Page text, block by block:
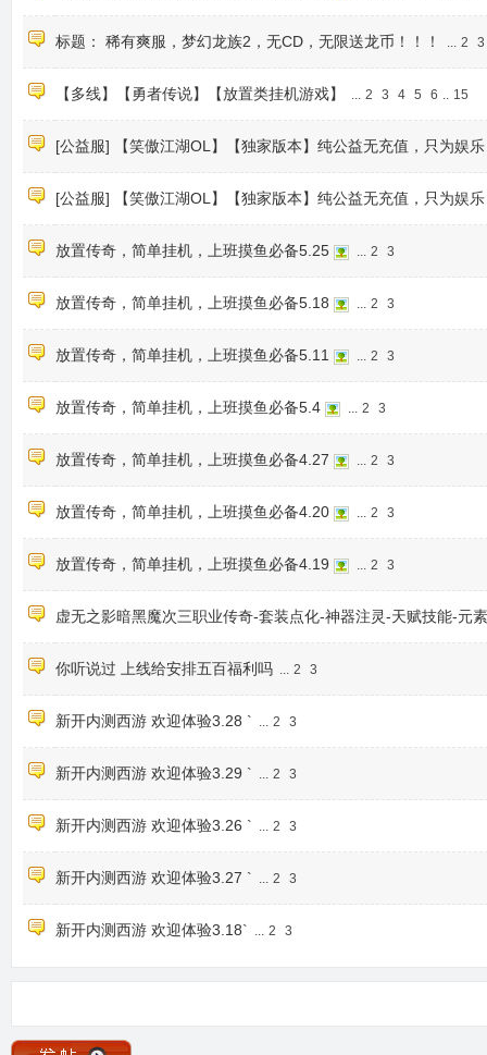
标题： 稀有爽服，梦幻龙族2，无CD，无限送龙币！！！ ... 2 3
【多线】【勇者传说】【放置类挂机游戏】 ... 2 3 4 5 6 .. 15
[公益服] 【笑傲江湖OL】【独家版本】纯公益无充值，只为娱
[公益服] 【笑傲江湖OL】【独家版本】纯公益无充值，只为娱
放置传奇，简单挂机，上班摸鱼必备5.25 ... 2 3
放置传奇，简单挂机，上班摸鱼必备5.18 ... 2 3
放置传奇，简单挂机，上班摸鱼必备5.11 ... 2 3
放置传奇，简单挂机，上班摸鱼必备5.4 ... 2 3
放置传奇，简单挂机，上班摸鱼必备4.27 ... 2 3
放置传奇，简单挂机，上班摸鱼必备4.20 ... 2 3
放置传奇，简单挂机，上班摸鱼必备4.19 ... 2 3
虚无之影暗黑魔次三职业传奇-套装点化-神器注灵-天赋技能-元
你听说过 上线给安排五百福利吗 ... 2 3
新开内测西游 欢迎体验3.28 ` ... 2 3
新开内测西游 欢迎体验3.29 ` ... 2 3
新开内测西游 欢迎体验3.26 ` ... 2 3
新开内测西游 欢迎体验3.27 ` ... 2 3
新开内测西游 欢迎体验3.18` ... 2 3